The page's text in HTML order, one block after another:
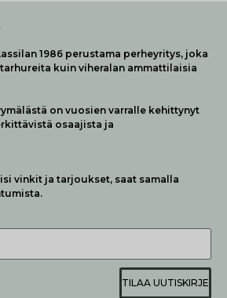
1986 perustama perheyritys, joka
kuin viheralan ammattilaisia
on vuosien varralle kehittynyt
osaajista ja
vinkit ja tarjoukset, saat samalla
TILAA UUTISKIRJE